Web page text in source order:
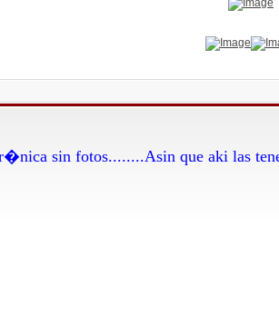
sin fotos........Asin que aki las